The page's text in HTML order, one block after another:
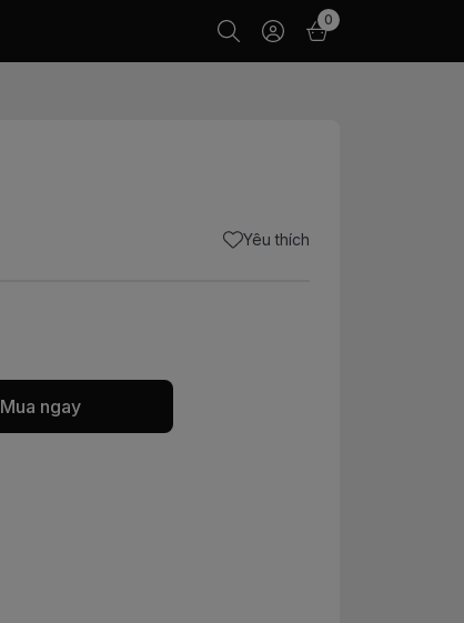
0
Yêu thích
Mua ngay